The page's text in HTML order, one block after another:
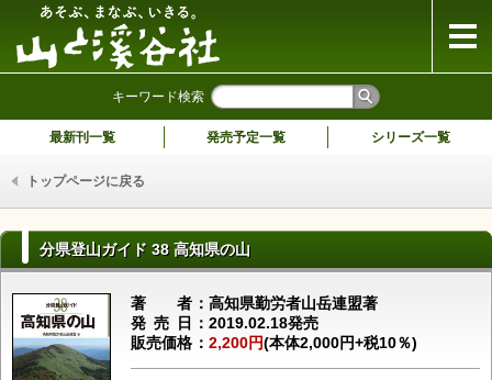
キーワード検索
最新刊一覧 発売予定一覧 シリーズ一覧
トップページに戻る
分県登山ガイド 38 高知県の山
著者高知県勤労者山岳連盟著
発売日 2019.02.18発売
販売価格
2,200円(本体2,000円+税10％)